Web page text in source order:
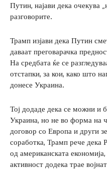
Путин, најави дека очекува
разговорите.
Трамп изјави дека Путин
даваат преговарачка
На средбата ќе се
отстапки, за кои, како што
донесе Украина.
Тој додаде дека се можни и
Украина, но не во форма на
договор со Европа и други
соработка, Трамп рече дека
од американската
активност додека трае